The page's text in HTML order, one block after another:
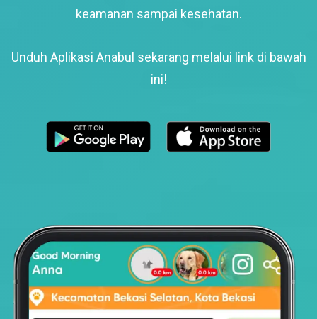
keamanan sampai kesehatan.
Unduh Aplikasi Anabul sekarang melalui link di bawah
ini!